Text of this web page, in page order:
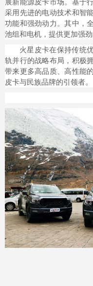
展新能源皮卡市场。基于
采用先进的电动技术和智
功能和强劲动力。其中，
池组和电机，提供更加强
火星皮卡在保持传统
轨并行的战略布局，积极
带来更多高品质、高性能
皮卡与民族品牌的引领者。